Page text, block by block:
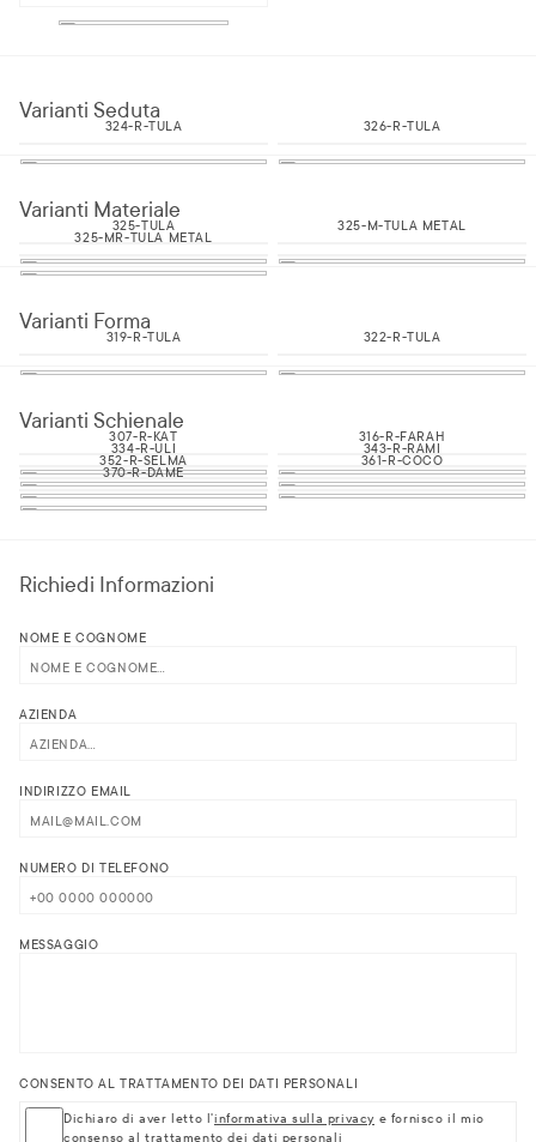
Varianti Seduta
324-R-TULA 326-R-TULA
Varianti Materiale
325-TULA 325-M-TULA METAL
325-MR-TULA METAL
Varianti Forma
319-R-TULA 322-R-TULA
Varianti Schienale
307-R-KAT 316-R-FARAH
334-R-ULI 343-R-RAMI
352-R-SELMA 361-R-COCO
370-R-DAME
Richiedi Informazioni
NOME E COGNOME
AZIENDA
INDIRIZZO EMAIL
NUMERO DI TELEFONO
MESSAGGIO
CONSENTO AL TRATTAMENTO DEI DATI PERSONALI
Dichiaro di aver letto l'informativa sulla privacy e fornisco il mio
consenso al trattamento dei dati personali